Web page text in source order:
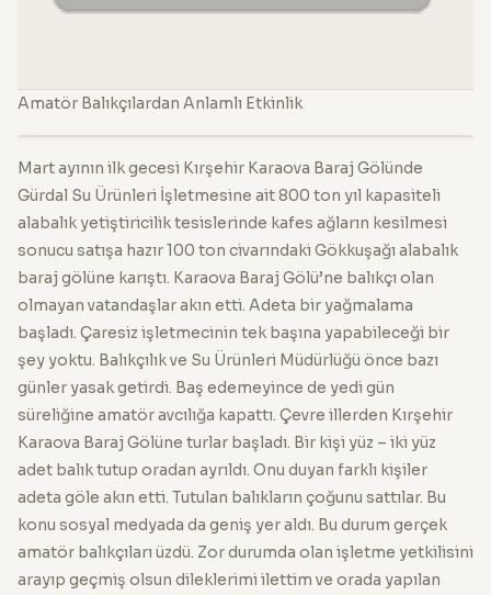
Amatör Balıkçılardan Anlamlı Etkinlik
Mart ayının ilk gecesi Kırşehir Karaova Baraj Gölünde
Gürdal Su Ürünleri İşletmesine ait 800 ton yıl kapasiteli
alabalık yetiştiricilik tesislerinde kafes ağların kesilmesi
sonucu satışa hazır 100 ton civarındaki Gökkuşağı alabalık
baraj gölüne karıştı. Karaova Baraj Gölü’ne balıkçı olan
olmayan vatandaşlar akın etti. Adeta bir yağmalama
başladı. Çaresiz işletmecinin tek başına yapabileceği bir
şey yoktu. Balıkçılık ve Su Ürünleri Müdürlüğü önce bazı
günler yasak getirdi. Baş edemeyince de yedi gün
süreliğine amatör avcılığa kapattı. Çevre illerden Kırşehir
Karaova Baraj Gölüne turlar başladı. Bir kişi yüz – iki yüz
adet balık tutup oradan ayrıldı. Onu duyan farklı kişiler
adeta göle akın etti. Tutulan balıkların çoğunu sattılar. Bu
konu sosyal medyada da geniş yer aldı. Bu durum gerçek
amatör balıkçıları üzdü. Zor durumda olan işletme yetkilisini
arayıp geçmiş olsun dileklerimi ilettim ve orada yapılan